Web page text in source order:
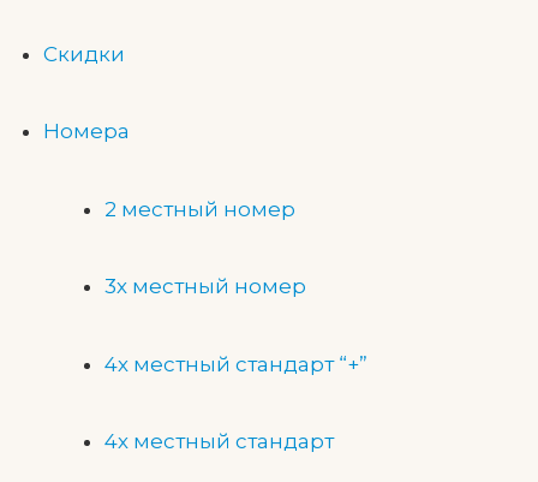
Скидки
Номера
2 местный номер
3х местный номер
4х местный стандарт “+”
4х местный стандарт